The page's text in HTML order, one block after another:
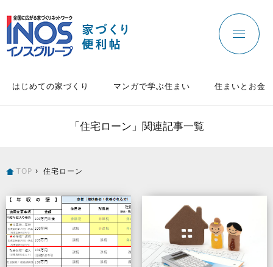
はじめての家づくり マンガで学ぶ住まい 住まいとお金
「住宅ローン」関連記事一覧
TOP 住宅ローン